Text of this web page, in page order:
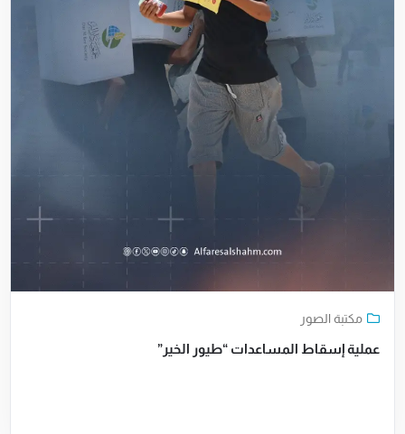
مكتبة الصور
عملية إسقاط المساعدات “طيور الخير”